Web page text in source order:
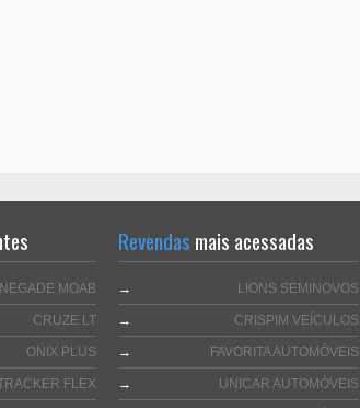
MOAB
CRUZE LT
ONIX PLUS
FLEX
Revendas mais acessadas
→ LIONS SEMINOVOS
→ CRISPIM VEÍCULOS
→ FAVORITA AUTOMÓVEIS
→ UNICAR AUTOMÓVEIS